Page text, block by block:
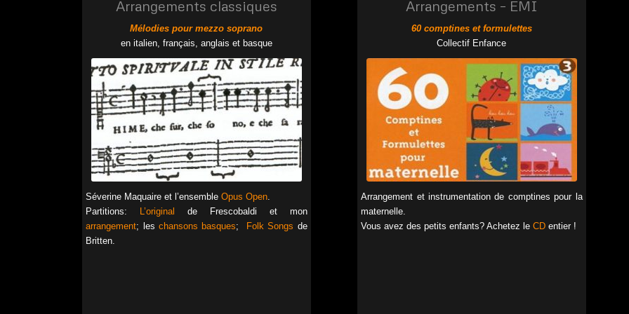
Picky Ticky (pizzicato)
Arrangements classiques
Mélodies pour mezzo soprano
en italien, français, anglais et basque
Séverine Maquaire et l’ensembleOpus Open
Partitions:
L’original
de Frescobaldi et mon
arrangement; les chansons basques; Folk Songs de
Britten.
Arrangements – EMI
60 comptines et formulettes
Collectif Enfance
Arrangement et instrumentation de comptines pour la
maternelle.
Vous avez des petits enfants? Achetez leCD entier !